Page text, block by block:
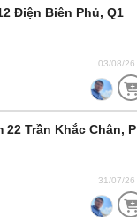
Điện Biên Phủ, Q1
03/08/26
Trần Khắc Chân, P
31/07/26